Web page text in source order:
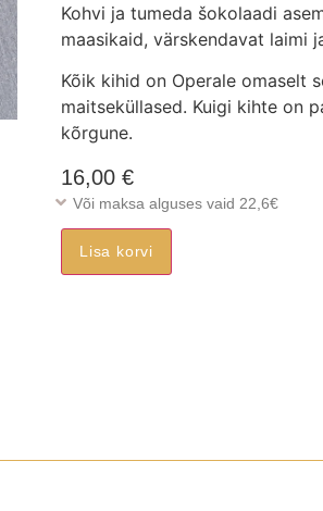
Kohvi ja tumeda šokolaadi
maasikaid, värskendavat laimi
Kõik kihid on Operale omaselt
maitseküllased. Kuigi kihte on
kõrgune.
16,00 €
Või maksa alguses vaid 22,6€
Lisa korvi